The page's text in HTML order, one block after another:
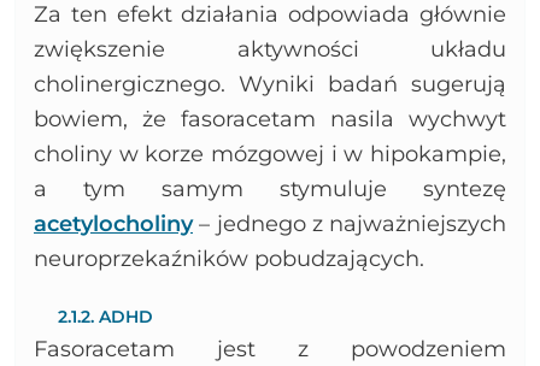
Za ten efekt działania odpowiada głównie
zwiększenie aktywności układu
cholinergicznego. Wyniki badań sugerują
bowiem, że fasoracetam nasila wychwyt
choliny w korze mózgowej i w hipokampie,
a tym samym stymuluje syntezę
acetylocholiny– jednego z najważniejszych
neuroprzekaźników pobudzających.
2.1.2. ADHD
Fasoracetam jest z powodzeniem